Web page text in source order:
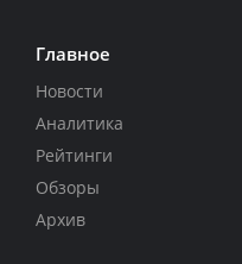
Главное
Новости
Аналитика
Рейтинги
Обзоры
Архив